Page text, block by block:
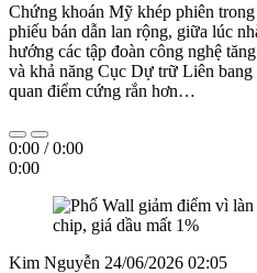
Chứng khoán Mỹ khép phiên
phiếu bán dẫn lan rộng, giữa lúc
hướng các tập đoàn công nghệ
và khả năng Cục Dự trữ Liên
quan điểm cứng rắn hơn…
0:00 /0:00
0:00
Kim Nguyễn 24/06/2026 02:05